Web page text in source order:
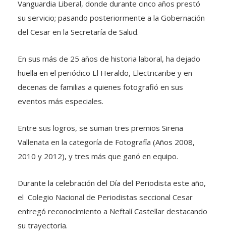
Vanguardia Liberal, donde durante cinco años prestó
su servicio; pasando posteriormente a la Gobernación
del Cesar en la Secretaría de Salud.
En sus más de 25 años de historia laboral, ha dejado
huella en el periódico El Heraldo, Electricaribe y en
decenas de familias a quienes fotografió en sus
eventos más especiales.
Entre sus logros, se suman tres premios Sirena
Vallenata en la categoría de Fotografía (Años 2008,
2010 y 2012), y tres más que ganó en equipo.
Durante la celebración del Día del Periodista este año,
el Colegio Nacional de Periodistas seccional Cesar
entregó reconocimiento a Neftalí Castellar destacando
su trayectoria.